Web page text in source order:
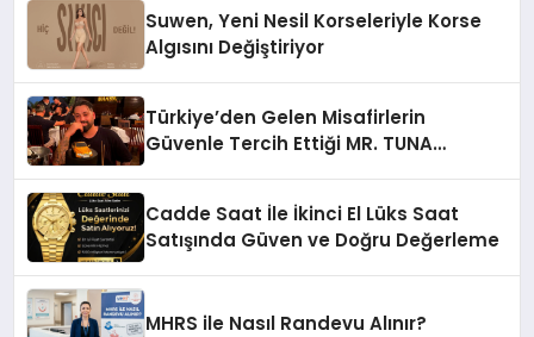
Suwen, Yeni Nesil Korseleriyle Korse
Algısını Değiştiriyor
Türkiye’den Gelen Misafirlerin
Güvenle Tercih Ettiği MR. TUNA
Cadde Saat İle İkinci El Lüks Saat
Satışında Güven ve Doğru Değerleme
MHRS ile Nasıl Randevu Alınır?